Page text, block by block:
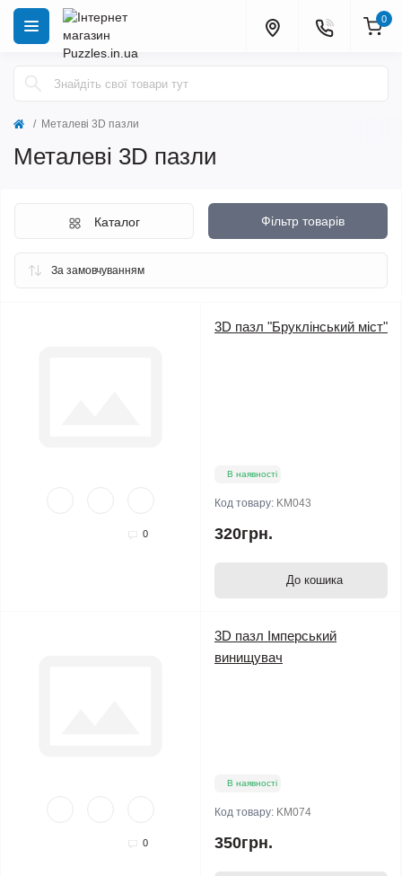
0
Металеві 3D пазли
Металеві 3D пазли
Фільтр товарів
Каталог
0
3D пазл "Бруклінський міст"
В наявності
Код товару: KM043
320грн.
До кошика
0
3D пазл Імперський
винищувач
В наявності
Код товару: KM074
350грн.